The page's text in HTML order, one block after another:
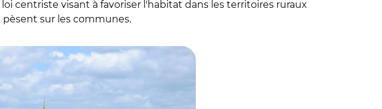
centriste visant à favoriser l'habitat dans les territoires ruraux
sur les communes.